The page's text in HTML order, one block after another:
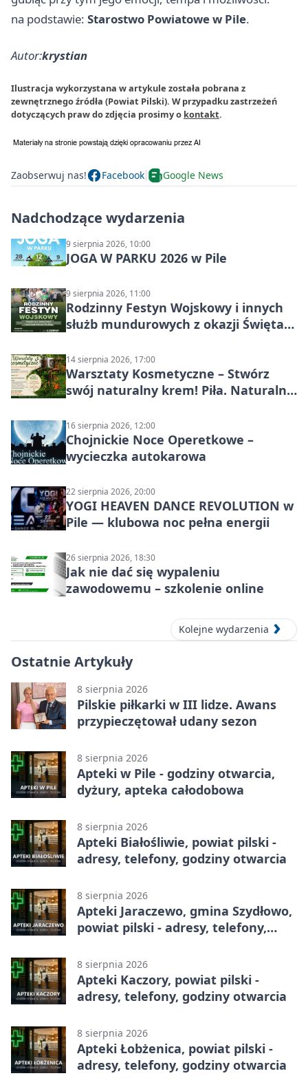
na podstawie: Starostwo Powiatowe w Pile.
Autor:krystian
Ilustracja wykorzystana w artykule została pobrana z
zewnętrznego źródła (Powiat Pilski). W przypadku zastrzeżeń
dotyczących praw do zdjęcia prosimy o kontakt.
Zaobserwuj nas! Facebook Google News
Nadchodzące wydarzenia
9 sierpnia 2026, 10:00
JOGA W PARKU 2026 w Pile
9 sierpnia 2026, 11:00
Rodzinny Festyn Wojskowy i innych
służb mundurowych z okazji Święta
14 sierpnia 2026, 17:00
Warsztaty Kosmetyczne – Stwórz
swój naturalny krem! Piła. Naturalna
16 sierpnia 2026, 12:00
Chojnickie Noce Operetkowe –
wycieczka autokarowa
22 sierpnia 2026, 20:00
YOGI HEAVEN DANCE REVOLUTION w
Pile — klubowa noc pełna energii
26 sierpnia 2026, 18:30
Jak nie dać się wypaleniu
zawodowemu – szkolenie online
Kolejne wydarzenia
Ostatnie Artykuły
8 sierpnia 2026
Pilskie piłkarki w III lidze. Awans
przypieczętował udany sezon
8 sierpnia 2026
Apteki w Pile - godziny otwarcia,
dyżury, apteka całodobowa
8 sierpnia 2026
Apteki Białośliwie, powiat pilski -
adresy, telefony, godziny otwarcia
8 sierpnia 2026
Apteki Jaraczewo, gmina Szydłowo,
powiat pilski - adresy, telefony,
8 sierpnia 2026
Apteki Kaczory, powiat pilski -
adresy, telefony, godziny otwarcia
8 sierpnia 2026
Apteki Łobżenica, powiat pilski -
adresy, telefony, godziny otwarcia